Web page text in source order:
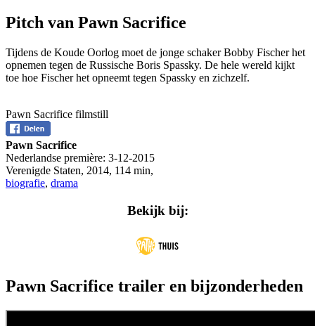
Pitch van Pawn Sacrifice
Tijdens de Koude Oorlog moet de jonge schaker Bobby Fischer het
opnemen tegen de Russische Boris Spassky. De hele wereld kijkt
toe hoe Fischer het opneemt tegen Spassky en zichzelf.
Pawn Sacrifice filmstill
Pawn Sacrifice
Nederlandse première: 3-12-2015
Verenigde Staten, 2014, 114 min,
biografie, drama
Bekijk bij:
Pawn Sacrifice trailer en bijzonderheden